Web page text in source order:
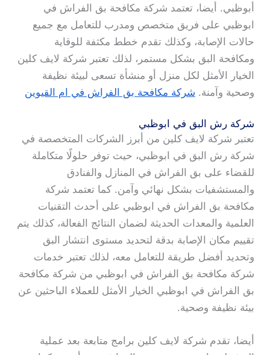
أبوظبي. أيضا، تعتمد شركة مكافحة بق الفراش في
ابوظبي على فريق متخصص ومدرب للتعامل مع جميع
حالات الإصابة، وكذلك تقدم خطط مكثفة للوقاية
ومكافحة البق بشكل مستمر، لذلك تعتبر شركة لايف كلين
الخيار الأمثل لكل منزل أو منشأة تسعى لبيئة نظيفة
وصحية وآمنة. شركة مكافحة بق الفراش في ام القيوين
شركة رش البق في ابوظبي
تعتبر شركة لايف كلين من أبرز الشركات المتخصصة في
شركة رش البق في ابوظبي، حيث توفر حلولًا متكاملة
للقضاء على بق الفراش في المنازل والفنادق
والمستشفيات بشكل نهائي وآمن. كما تعتمد شركة
مكافحة بق الفراش في ابوظبي على أحدث التقنيات
العلمية والمعدات الحديثة لضمان النتائج الفعالة، كذلك يتم
تقييم مكان الإصابة بدقة لتحديد مستوى انتشار البق
وتحديد أفضل طريقة للتعامل معه، لذلك تعتبر خدمات
شركة مكافحة بق الفراش في ابوظبي من شركة مكافحة
بق الفراش في ابوظبي الخيار الأمثل للعملاء الباحثين عن
بيئة نظيفة وصحية.
أيضا، تقدم شركة لايف كلين برامج متابعة بعد عملية